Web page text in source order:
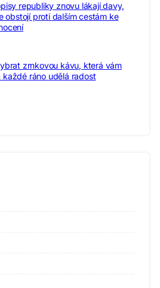
republiky znovu lákají davy,
obstojí proti dalším cestám ke
zrnkovou kávu, která vám
každé ráno udělá radost